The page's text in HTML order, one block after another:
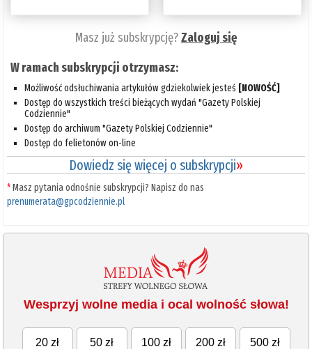
Masz już subskrypcję?Zaloguj się
W ramach subskrypcji otrzymasz:
Możliwość odsłuchiwania artykułów gdziekolwiek jesteś [NOWOŚĆ]
Dostęp do wszystkich treści bieżących wydań "Gazety Polskiej
Codziennie"
Dostęp do archiwum "Gazety Polskiej Codziennie"
Dostęp do felietonów on-line
Dowiedz się więcej o subskrypcji»
*Masz pytania odnośnie subskrypcji? Napisz do nas
prenumerata@gpcodziennie.pl
Wesprzyj wolne media i ocal wolność słowa!
20 zł 50 zł 100 zł 200 zł 500 zł